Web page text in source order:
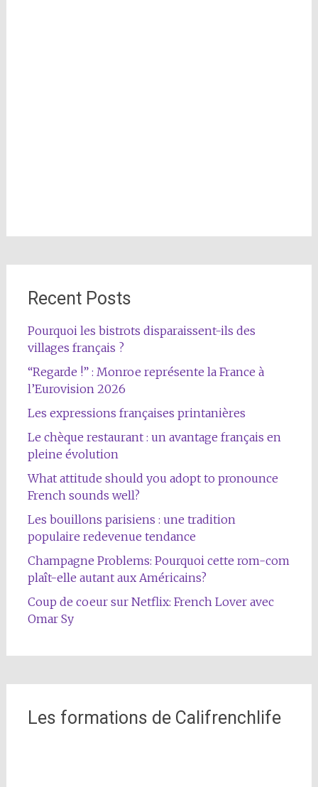
Recent Posts
Pourquoi les bistrots disparaissent-ils des
villages français ?
“Regarde !” : Monroe représente la France à
l’Eurovision 2026
Les expressions françaises printanières
Le chèque restaurant : un avantage français en
pleine évolution
What attitude should you adopt to pronounce
French sounds well?
Les bouillons parisiens : une tradition
populaire redevenue tendance
Champagne Problems: Pourquoi cette rom-com
plaît-elle autant aux Américains?
Coup de coeur sur Netflix: French Lover avec
Omar Sy
Les formations de Califrenchlife